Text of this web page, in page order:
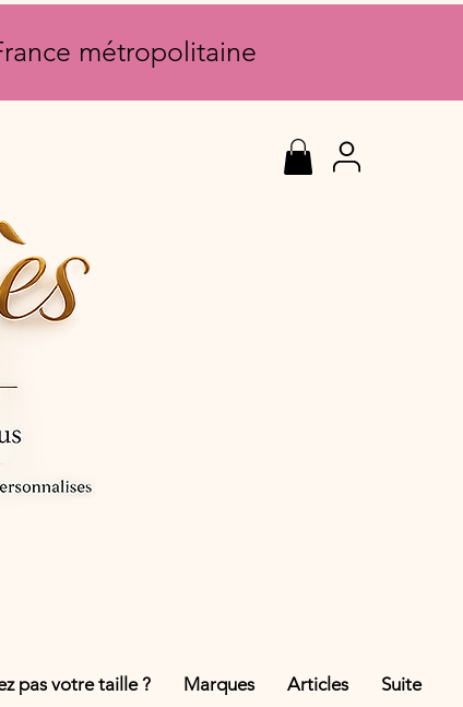
métropolitaine
pas votre taille ? Marques Articles Suite